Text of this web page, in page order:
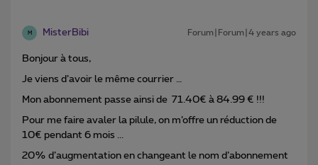
M MisterBibi Forum|Forum|4 years ago
Bonjour à tous,
Je viens d’avoir le même courrier …
Mon abonnement passe ainsi de 71.40€ à 84.99 € !!!
Pour me faire avaler la pilule, on m’offre un réduction de
10€ pendant 6 mois ...
20% d’augmentation en changeant le nom d’abonnement